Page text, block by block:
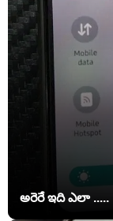
అరెరే ఇది ఎలా .....